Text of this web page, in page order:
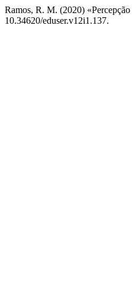
Ramos, R. M. (2020)
10.34620/eduser.v12i1.137.